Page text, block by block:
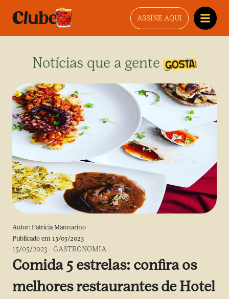
ASSINE AQUI
Notícias que a gente gosta
Autor: Patricia Mannarino
Publicado em 15/05/2023
15/05/2023 -GASTRONOMIA
Comida 5 estrelas: confira os
melhores restaurantes de Hotel